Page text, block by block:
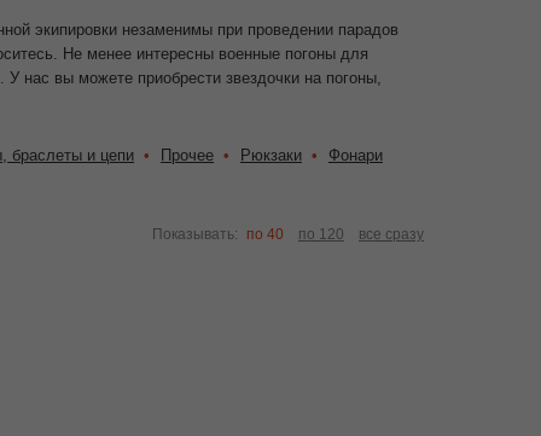
экипировки незаменимы при проведении парадов
Не менее интересны военные погоны для
нас вы можете приобрести звездочки на погоны,
браслеты и цепи Прочее Рюкзаки Фонари
Показывать: по 40 по 120 все сразу